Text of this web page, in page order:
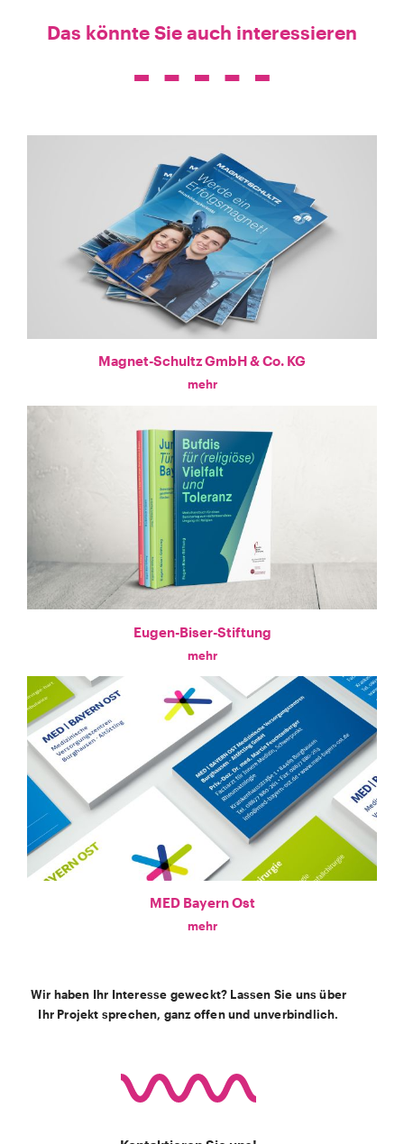
Das könnte Sie auch interessieren
Magnet-Schultz GmbH & Co. KG
mehr
Eugen-Biser-Stiftung
mehr
MED Bayern Ost
mehr
Wir haben Ihr Interesse geweckt? Lassen Sie uns über
Ihr Projekt sprechen, ganz offen und unverbindlich.